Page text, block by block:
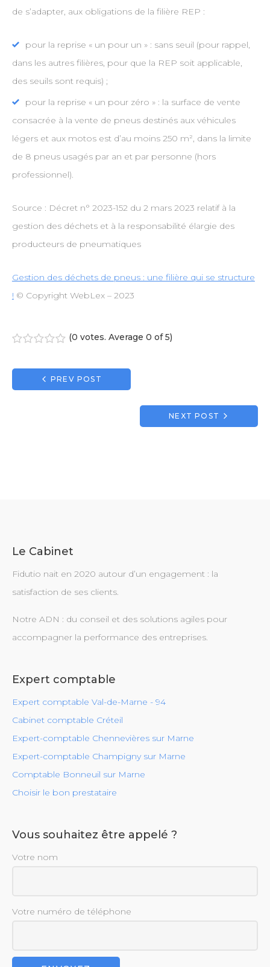
de s’adapter, aux obligations de la filière REP :
pour la reprise « un pour un » : sans seuil (pour rappel,
dans les autres filières, pour que la REP soit applicable,
des seuils sont requis) ;
pour la reprise « un pour zéro » : la surface de vente
consacrée à la vente de pneus destinés aux véhicules
légers et aux motos est d’au moins 250 m², dans la limite
de 8 pneus usagés par an et par personne (hors
professionnel).
Source : Décret n° 2023-152 du 2 mars 2023 relatif à la
gestion des déchets et à la responsabilité élargie des
producteurs de pneumatiques
Gestion des déchets de pneus : une filière qui se structure
!© Copyright WebLex – 2023
(0 votes. Average 0 of 5)
Navigation
de
PREV POST
NEXT POST
Le Cabinet
Fidutio nait en 2020 autour d’un engagement : la
satisfaction de ses clients.
Notre ADN : du conseil et des solutions agiles pour
accompagner la performance des entreprises.
Expert comptable
Expert comptable Val-de-Marne - 94
Cabinet comptable Créteil
Expert-comptable Chennevières sur Marne
Expert-comptable Champigny sur Marne
Comptable Bonneuil sur Marne
Choisir le bon prestataire
Vous souhaitez être appelé ?
Votre nom
Votre numéro de téléphone